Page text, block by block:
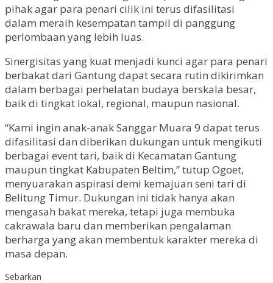
pihak agar para penari cilik ini terus difasilitasi
dalam meraih kesempatan tampil di panggung
perlombaan yang lebih luas.
Sinergisitas yang kuat menjadi kunci agar para penari
berbakat dari Gantung dapat secara rutin dikirimkan
dalam berbagai perhelatan budaya berskala besar,
baik di tingkat lokal, regional, maupun nasional.
“Kami ingin anak-anak Sanggar Muara 9 dapat terus
difasilitasi dan diberikan dukungan untuk mengikuti
berbagai event tari, baik di Kecamatan Gantung
maupun tingkat Kabupaten Beltim,” tutup Ogoet,
menyuarakan aspirasi demi kemajuan seni tari di
Belitung Timur. Dukungan ini tidak hanya akan
mengasah bakat mereka, tetapi juga membuka
cakrawala baru dan memberikan pengalaman
berharga yang akan membentuk karakter mereka di
masa depan.
Sebarkan